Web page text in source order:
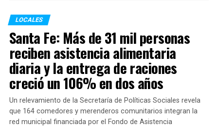
En total, agentes municipales
remitieron al corralón
2.957 vehículospor diferentes faltas a partir de la
inspección de documentación y test de alcoholemia,
entre otras acciones. Dentro esa lista se incluyen 2.129
motos, es decir, casi el 72% de todas las actas labradas
por infracciones.
LOCALES
Santa Fe: Más de 31 mil personas
reciben asistencia alimentaria
diaria y la entrega de raciones
creció un 106% en dos años
Un relevamiento de la Secretaría de Políticas Sociales revela
que 164 comedores y merenderos comunitarios integran la
red municipal financiada por el Fondo de Asistencia